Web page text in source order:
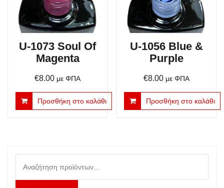
U-1073 Soul Of
Magenta
€8.00 με ΦΠΑ
Προσθήκη στο καλάθι
U-1056 Blue &
Purple
€8.00 με ΦΠΑ
Προσθήκη στο καλάθι
για: